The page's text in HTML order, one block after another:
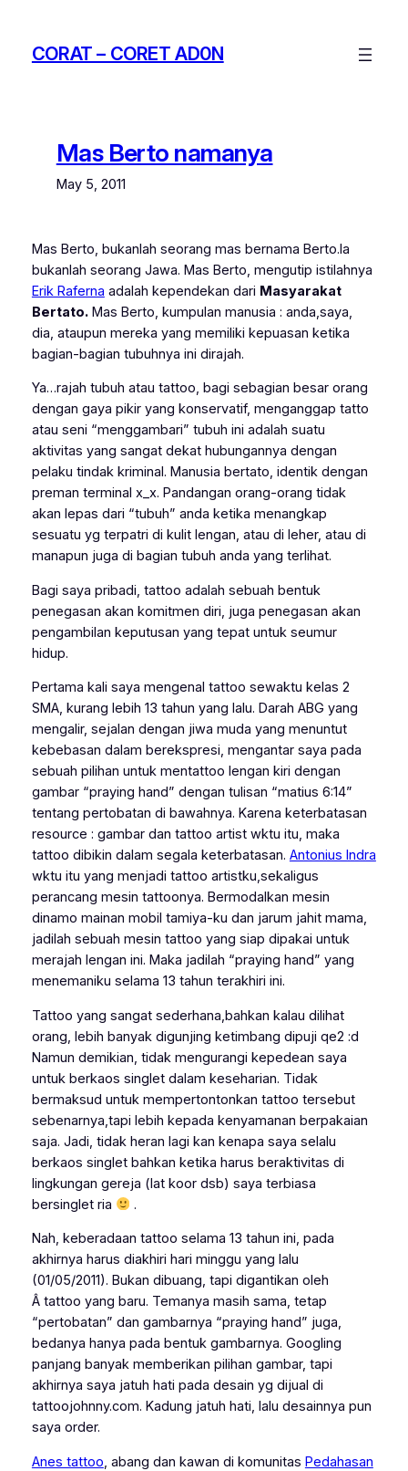
contentCORAT – CORET AD0N
Mas Berto namanya
May 5, 2011
Mas Berto, bukanlah seorang mas bernama Berto.Ia
bukanlah seorang Jawa. Mas Berto, mengutip istilahnya
Erik Raferna adalah kependekan dari Masyarakat
Bertato.Mas Berto, kumpulan manusia : anda,saya,
dia, ataupun mereka yang memiliki kepuasan ketika
bagian-bagian tubuhnya ini dirajah.
Ya…rajah tubuh atau tattoo, bagi sebagian besar orang
dengan gaya pikir yang konservatif, menganggap tatto
atau seni “menggambari” tubuh ini adalah suatu
aktivitas yang sangat dekat hubungannya dengan
pelaku tindak kriminal. Manusia bertato, identik dengan
preman terminal x_x. Pandangan orang-orang tidak
akan lepas dari “tubuh” anda ketika menangkap
sesuatu yg terpatri di kulit lengan, atau di leher, atau di
manapun juga di bagian tubuh anda yang terlihat.
Bagi saya pribadi, tattoo adalah sebuah bentuk
penegasan akan komitmen diri, juga penegasan akan
pengambilan keputusan yang tepat untuk seumur
hidup.
Pertama kali saya mengenal tattoo sewaktu kelas 2
SMA, kurang lebih 13 tahun yang lalu. Darah ABG yang
mengalir, sejalan dengan jiwa muda yang menuntut
kebebasan dalam berekspresi, mengantar saya pada
sebuah pilihan untuk mentattoo lengan kiri dengan
gambar “praying hand” dengan tulisan “matius 6:14”
tentang pertobatan di bawahnya. Karena keterbatasan
resource : gambar dan tattoo artist wktu itu, maka
tattoo dibikin dalam segala keterbatasan. Antonius Indra
wktu itu yang menjadi tattoo artistku,sekaligus
perancang mesin tattoonya. Bermodalkan mesin
dinamo mainan mobil tamiya-ku dan jarum jahit mama,
jadilah sebuah mesin tattoo yang siap dipakai untuk
merajah lengan ini. Maka jadilah “praying hand” yang
menemaniku selama 13 tahun terakhiri ini.
Tattoo yang sangat sederhana,bahkan kalau dilihat
orang, lebih banyak digunjing ketimbang dipuji qe2 :d
Namun demikian, tidak mengurangi kepedean saya
untuk berkaos singlet dalam keseharian. Tidak
bermaksud untuk mempertontonkan tattoo tersebut
sebenarnya,tapi lebih kepada kenyamanan berpakaian
saja. Jadi, tidak heran lagi kan kenapa saya selalu
berkaos singlet bahkan ketika harus beraktivitas di
lingkungan gereja (lat koor dsb) saya terbiasa
bersinglet ria
.
Nah, keberadaan tattoo selama 13 tahun ini, pada
akhirnya harus diakhiri hari minggu yang lalu
(01/05/2011). Bukan dibuang, tapi digantikan oleh
Â tattoo yang baru. Temanya masih sama, tetap
“pertobatan” dan gambarnya “praying hand” juga,
bedanya hanya pada bentuk gambarnya. Googling
panjang banyak memberikan pilihan gambar, tapi
akhirnya saya jatuh hati pada desain yg dijual di
tattoojohnny.com. Kadung jatuh hati, lalu desainnya pun
saya order.
Anes tattoo, abang dan kawan di komunitas Pedahasan